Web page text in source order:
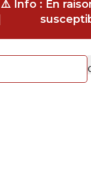
⚠️ Info : En